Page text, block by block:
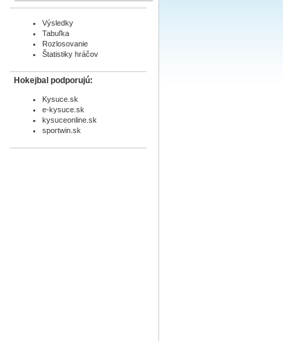
Výsledky
Tabuľka
Rozlosovanie
Štatistiky hráčov
Hokejbal podporujú:
Kysuce.sk
e-kysuce.sk
kysuceonline.sk
sportwin.sk